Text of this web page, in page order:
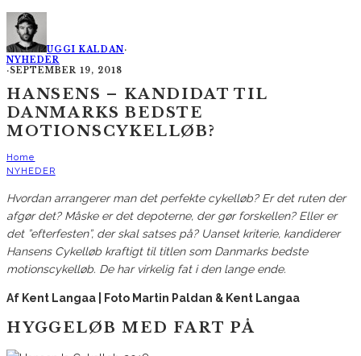
UGGI KALDAN·
NYHEDER
·SEPTEMBER 19, 2018
HANSENS – KANDIDAT TIL
DANMARKS BEDSTE
MOTIONSCYKELLØB?
Home
NYHEDER
Hvordan arrangerer man det perfekte cykelløb? Er det ruten der
afgør det? Måske er det depoterne, der gør forskellen? Eller er
det ”efterfesten”, der skal satses på? Uanset kriterie, kandiderer
Hansens Cykelløb kraftigt til titlen som Danmarks bedste
motionscykelløb. De har virkelig fat i den lange ende.
Af Kent Langaa | Foto Martin Paldan & Kent Langaa
HYGGELØB MED FART PÅ